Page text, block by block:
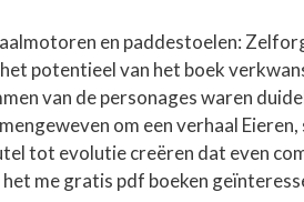
en paddestoelen:
potentieel van het boek
van de personages waren
om een verhaal
tot evolutie creëren dat even
me gratis pdf boeken